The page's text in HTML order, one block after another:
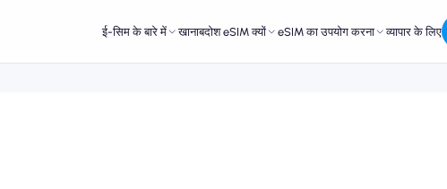
ई-सिम के बारे में खानाबदोश eSIM क्यों eSIM का उपयोग करना व्यापार के लिए